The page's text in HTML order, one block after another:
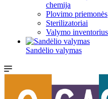
chemija
Plovimo priemonės
Sterilizatoriai
Valymo inventorius
Sandėlio valymas